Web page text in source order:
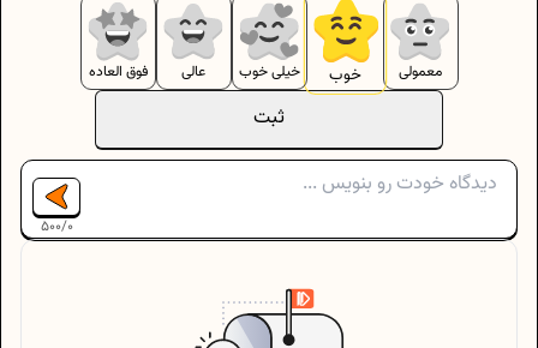
ثبت
معمولی خوب خیلی خوب عالی فوق العاده
500/0